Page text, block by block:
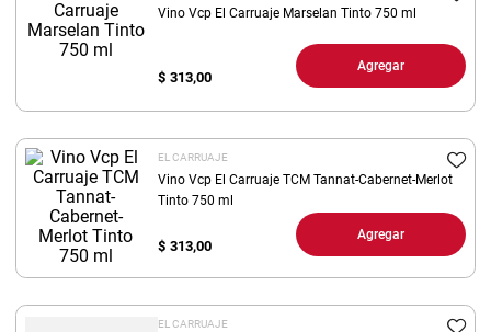
Vino Vcp El Carruaje Marselan Tinto 750 ml
$ 313,00
Agregar
EL CARRUAJE
Vino Vcp El Carruaje TCM Tannat-Cabernet-Merlot
Tinto 750 ml
$ 313,00
Agregar
EL CARRUAJE
5. pollo
. bondiola
. fideos